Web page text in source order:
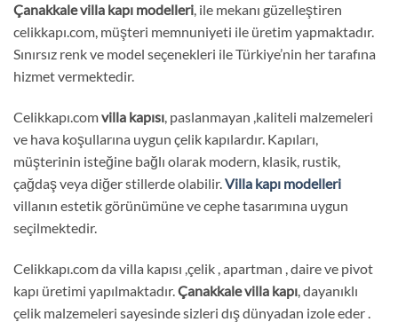
Çanakkalevilla kapı modelleri, ile mekanı güzelleştiren
celikkapı.com, müşteri memnuniyeti ile üretim yapmaktadır.
Sınırsız renk ve model seçenekleri ile Türkiye’nin her tarafına
hizmet vermektedir.
Celikkapı.comvilla kapısı, paslanmayan ,kaliteli malzemeleri
ve hava koşullarına uygun çelik kapılardır. Kapıları,
müşterinin isteğine bağlı olarak modern, klasik, rustik,
çağdaş veya diğer stillerde olabilir.Villa kapı modelleri
villanın estetik görünümüne ve cephe tasarımına uygun
seçilmektedir.
Celikkapı.com da villa kapısı ,çelik , apartman , daire ve pivot
kapı üretimi yapılmaktadır.Çanakkalevilla kapı, dayanıklı
çelik malzemeleri sayesinde sizleri dış dünyadan izole eder .